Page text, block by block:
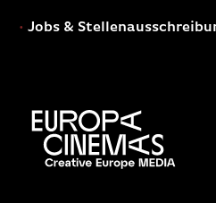
Jobs &